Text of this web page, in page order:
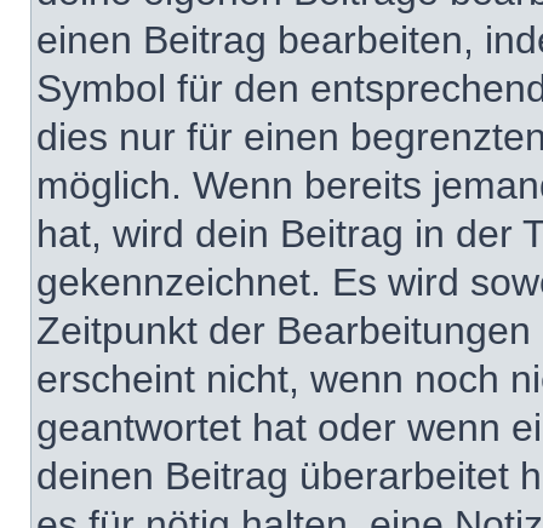
einen Beitrag bearbeiten,
Symbol für den
dies nur für einen
möglich. Wenn bereits
hat, wird dein Beitrag in der
gekennzeichnet. Es wird
Zeitpunkt der
erscheint nicht, wenn noch
geantwortet hat oder wenn
deinen Beitrag überarbeitet